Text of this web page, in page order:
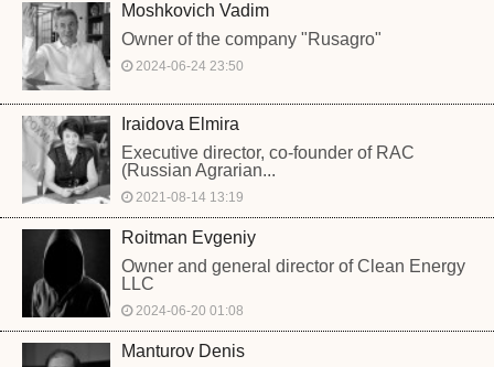
Moshkovich Vadim
Owner of the company "Rusagro"
2024-06-24 23:50
Iraidova Elmira
Executive director, co-founder of RAC
(Russian Agrarian...
2021-08-14 13:19
Roitman Evgeniy
Owner and general director of Clean Energy
LLC
2024-06-20 01:08
Manturov Denis